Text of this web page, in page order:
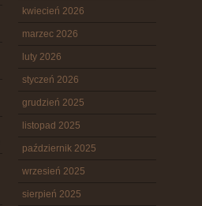
kwiecień 2026
marzec 2026
luty 2026
styczeń 2026
grudzień 2025
listopad 2025
październik 2025
wrzesień 2025
sierpień 2025